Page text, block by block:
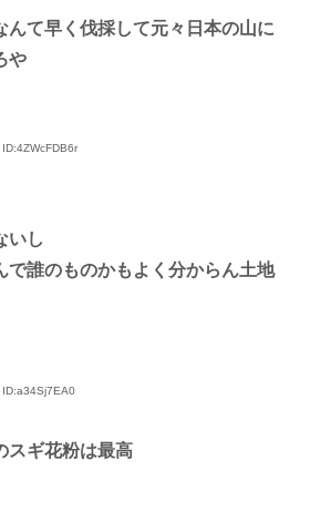
んて早く伐採して元々日本の山に
や
ID:4ZWcFDB6r
いし
で誰のものかもよく分からん土地
ID:a34Sj7EA0
スギ花粉は最高